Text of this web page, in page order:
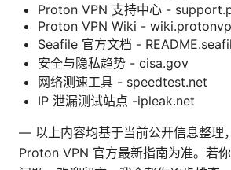
Proton VPN 支持中心 -
Proton VPN Wiki -
Seafile 官方文档 -
安全与隐私趋势 - cisa.gov
网络测速工具 - speedtest.net
IP 泄漏测试站点 -ipleak.net
— 以上内容均基于当前公开信息整理
Proton VPN 官方最新指南为准。若